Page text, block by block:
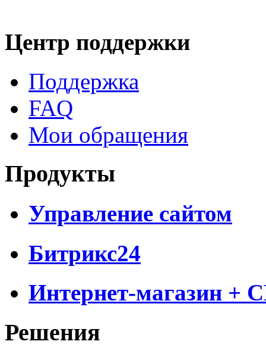
Центр поддержки
Поддержка
FAQ
Мои обращения
Продукты
Управление сайтом
Битрикс24
Интернет-магазин +
Решения